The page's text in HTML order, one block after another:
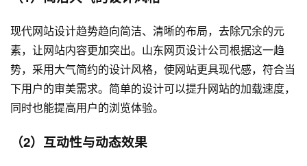
现代网站设计趋势趋向简洁、清晰的布局，去除冗余的元
素，让网站内容更加突出。山东网页设计公司根据这一趋
势，采用大气简约的设计风格，使网站更具现代感，符合当
下用户的审美需求。简单的设计可以提升网站的加载速度，
同时也能提高用户的浏览体验。
（2）互动性与动态效果